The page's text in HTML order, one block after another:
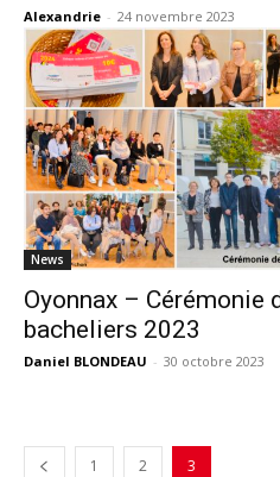
Alexandrie - 24 novembre 2023
News
Oyonnax – Cérémonie
bacheliers 2023
Daniel BLONDEAU - 30 octobre 2023
1 2 3